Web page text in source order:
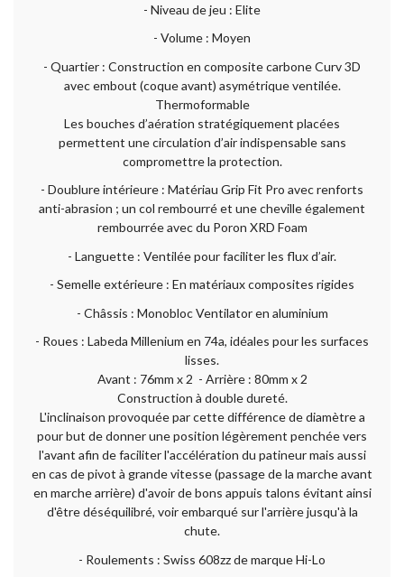
- Niveau de jeu : Elite
- Volume : Moyen
- Quartier : Construction en composite carbone Curv 3D
avec embout (coque avant) asymétrique ventilée.
Thermoformable
Les bouches d’aération stratégiquement placées
permettent une circulation d’air indispensable sans
compromettre la protection.
- Doublure intérieure : Matériau Grip Fit Pro avec renforts
anti-abrasion ; un col rembourré et une cheville également
rembourrée avec du Poron XRD Foam
- Languette : Ventilée pour faciliter les flux d’air.
- Semelle extérieure : En matériaux composites rigides
- Châssis : Monobloc Ventilator en aluminium
- Roues : Labeda Millenium en 74a, idéales pour les surfaces
lisses.
Avant : 76mm x 2 - Arrière : 80mm x 2
Construction à double dureté.
L'inclinaison provoquée par cette différence de diamètre a
pour but de donner une position légèrement penchée vers
l'avant afin de faciliter l'accélération du patineur mais aussi
en cas de pivot à grande vitesse (passage de la marche avant
en marche arrière) d'avoir de bons appuis talons évitant ainsi
d'être déséquilibré, voir embarqué sur l'arrière jusqu'à la
chute.
- Roulements : Swiss 608zz de marque Hi-Lo